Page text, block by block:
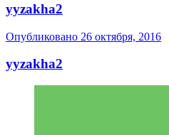
yyzakha2
Опубликовано 26 октября, 2016
yyzakha2